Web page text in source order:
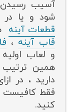
آسیب
شود و یا در
قطعات آینه
قاب آینه ،
و لعاب
همین
دارید ، در
فقط کافیست
کنید.